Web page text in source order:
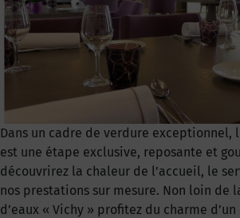
Dans un cadre de verdure exceptionnel,
est une étape exclusive, reposante et
découvrirez la chaleur de l’accueil, le
nos prestations sur mesure. Non loin de
d’eaux « Vichy » profitez du charme